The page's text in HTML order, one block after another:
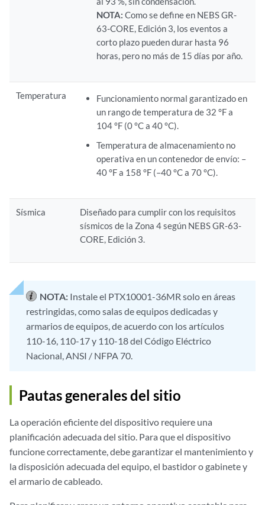
NOTA: Como se define en NEBS GR-
63-CORE, Edición 3, los eventos a
corto plazo pueden durar hasta 96
horas, pero no más de 15 días por año.
Temperatura
Funcionamiento normal garantizado en
un rango de temperatura de 32 °F a
104 °F (0 °C a 40 °C).
Temperatura de almacenamiento no
operativa en un contenedor de envío: –
40 °F a 158 °F (–40 °C a 70 °C).
Sísmica
Diseñado para cumplir con los requisitos
sísmicos de la Zona 4 según NEBS GR-63-
CORE, Edición 3.
NOTA: Instale el PTX10001-36MR solo en áreas
restringidas, como salas de equipos dedicadas y
armarios de equipos, de acuerdo con los artículos
110-16, 110-17 y 110-18 del Código Eléctrico
Nacional, ANSI / NFPA 70.
Pautas generales del sitio
La operación eficiente del dispositivo requiere una
planificación adecuada del sitio. Para que el dispositivo
funcione correctamente, debe garantizar el mantenimiento y
la disposición adecuada del equipo, el bastidor o gabinete y
el armario de cableado.